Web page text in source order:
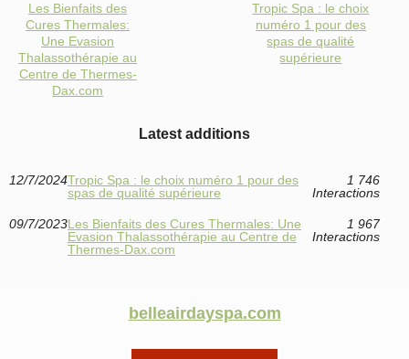
Les Bienfaits des
Cures Thermales:
Une Evasion
Thalassothérapie au
Centre de Thermes-
Dax.com
Tropic Spa : le choix
numéro 1 pour des
spas de qualité
supérieure
Latest additions
12/7/2024Tropic Spa : le choix numéro 1 pour des
spas de qualité supérieure
1 746
Interactions
09/7/2023Les Bienfaits des Cures Thermales: Une
Evasion Thalassothérapie au Centre de
Thermes-Dax.com
1 967
Interactions
belleairdayspa.com